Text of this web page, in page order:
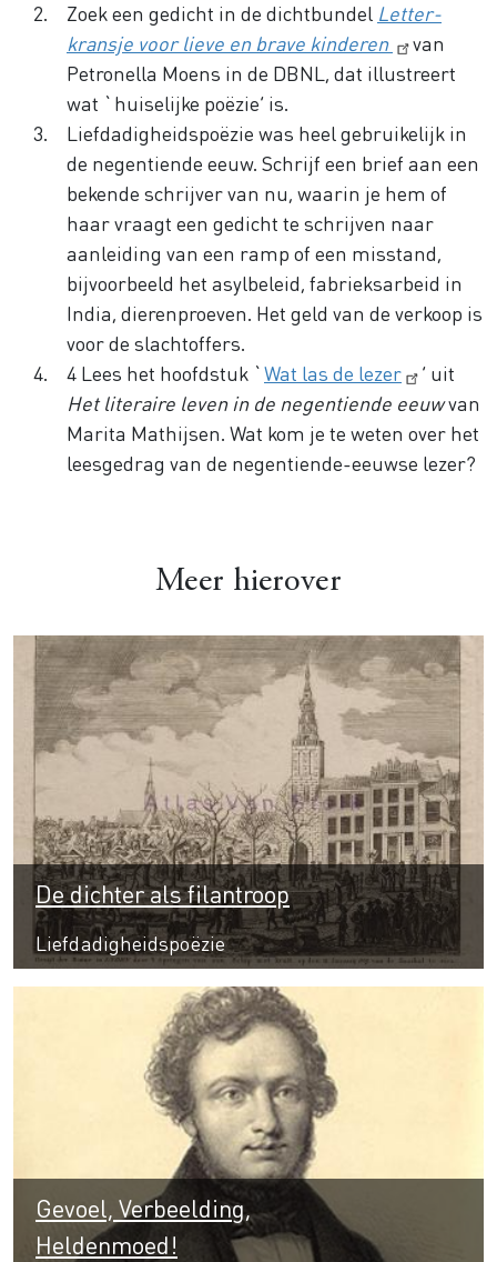
Zoek een gedicht in de dichtbundel Letter-
kransje voor lieve en brave kinderen
van
Petronella Moens in de DBNL, dat illustreert
wat `huiselijke poëzie’ is.
Liefdadigheidspoëzie was heel gebruikelijk in
de negentiende eeuw. Schrijf een brief aan een
bekende schrijver van nu, waarin je hem of
haar vraagt een gedicht te schrijven naar
aanleiding van een ramp of een misstand,
bijvoorbeeld het asylbeleid, fabrieksarbeid in
India, dierenproeven. Het geld van de verkoop is
voor de slachtoffers.
4 Lees het hoofdstuk `Wat las de lezer
’ uit
Het literaire leven in de negentiende eeuwvan
Marita Mathijsen. Wat kom je te weten over het
leesgedrag van de negentiende-eeuwse lezer?
Meer hierover
De dichter als filantroop
Liefdadigheidspoëzie
Gevoel, Verbeelding,
Heldenmoed!